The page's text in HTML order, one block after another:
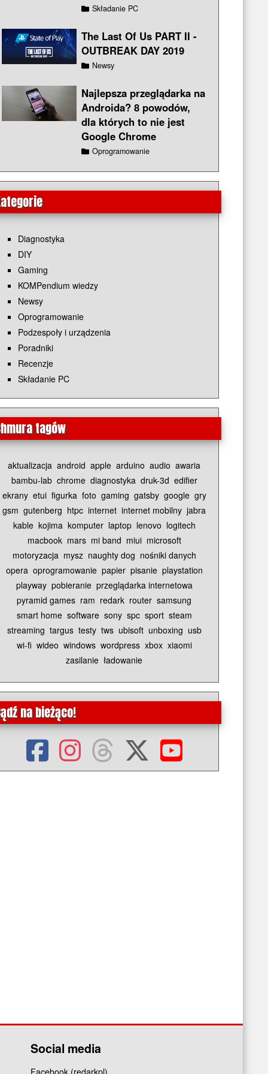
Składanie PC
The Last Of Us PART II -
OUTBREAK DAY 2019
Newsy
Najlepsza przeglądarka na
Androida? 8 powodów,
dla których to nie jest
Google Chrome
Oprogramowanie
Diagnostyka
DIY
Gaming
KOMPendium wiedzy
Newsy
Oprogramowanie
Podzespoły i urządzenia
Poradniki
Recenzje
Składanie PC
tagów
aktualizacja android apple arduino audio awaria
bambu-lab chrome diagnostyka druk-3d edifier
ekrany etui figurka foto gaming gatsby google gry
gsm gutenberg htpc internet internet mobilny jabra
kable kojima komputer laptop lenovo logitech
macbook mars mi band miui microsoft
motoryzacja mysz naughty dog nośniki danych
opera oprogramowanie papier pisanie playstation
playway pobieranie przeglądarka internetowa
pyramid games ram redark router samsung
smart home software sony spc sport steam
streaming targus testy tws ubisoft unboxing usb
wi-fi wideo windows wordpress xbox xiaomi
zasilanie ładowanie
na bieżąco!
Social media